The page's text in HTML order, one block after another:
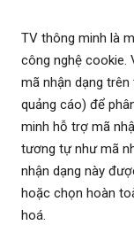
TV thông minh là
công nghệ cookie.
mã nhận dạng
quảng cáo) để
minh hỗ trợ mã
tương tự như mã
nhận dạng này
hoặc chọn hoàn
hoá.